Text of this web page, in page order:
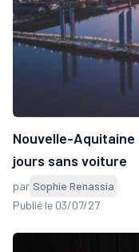
Nouvelle-Aquitaine
jours sans voiture
par Sophie Renassia
Publié le 03/07/27